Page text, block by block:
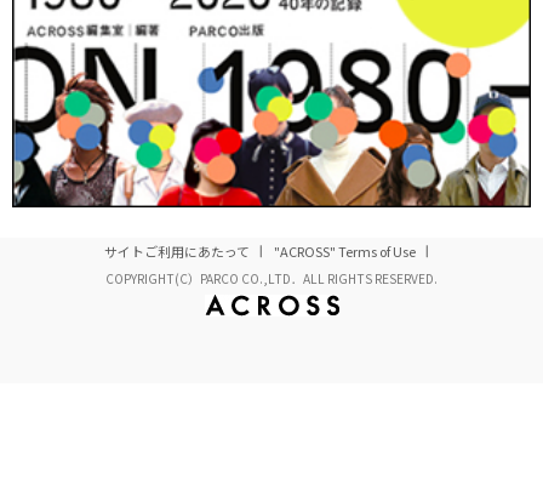
されているソックスに注目。ちょい足し感覚で演出されている「ソッ
クスのちら見せ」スタイルを取り上げることにした。
実は定点観測では、 11月に「男性足首見せスタイル」 （とい
うことで、ショートパンツや長いパンツの裾をロールアップして足首
やソックスを「ちら見せ」するスタイルを取り上げている。いわゆる
00年代半ば以降の男性のファッショントレンドを引っ張っているト
代版プレッピー・スタイル
＝「トム・ブラウン・スタイル」
代にまで浸透したさまを同アイテムを通して取り上げたわけだ
が、それが徐々に女性にも波及。多くのメゾンからも女性のプレッピ
サイトご利用にあたって "ACROSS" Terms of Use
COPYRIGHT(C）PARCO CO.,LTD．ALL RIGHTS RESERVED.